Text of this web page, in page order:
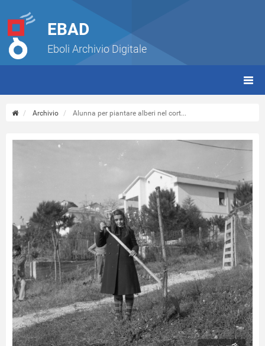
EBAD
Eboli Archivio Digitale
Archivio Alunna per piantare alberi nel cort...